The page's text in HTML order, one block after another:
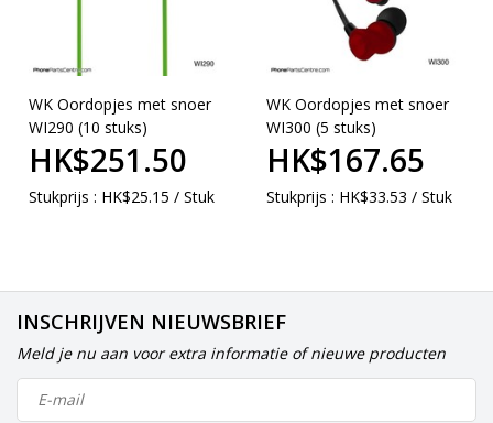
WK Oordopjes met snoer
WI290 (10 stuks)
HK$251.50
Stukprijs : HK$25.15 / Stuk
WK Oordopjes met snoer
WI300 (5 stuks)
HK$167.65
Stukprijs : HK$33.53 / Stuk
INSCHRIJVEN NIEUWSBRIEF
Meld je nu aan voor extra informatie of nieuwe producten